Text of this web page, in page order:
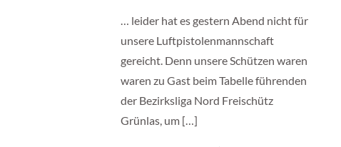
… leider hat es gestern Abend nicht für
unsere Luftpistolenmannschaft
gereicht. Denn unsere Schützen waren
waren zu Gast beim Tabelle führenden
der Bezirksliga Nord Freischütz
Grünlas, um[…]